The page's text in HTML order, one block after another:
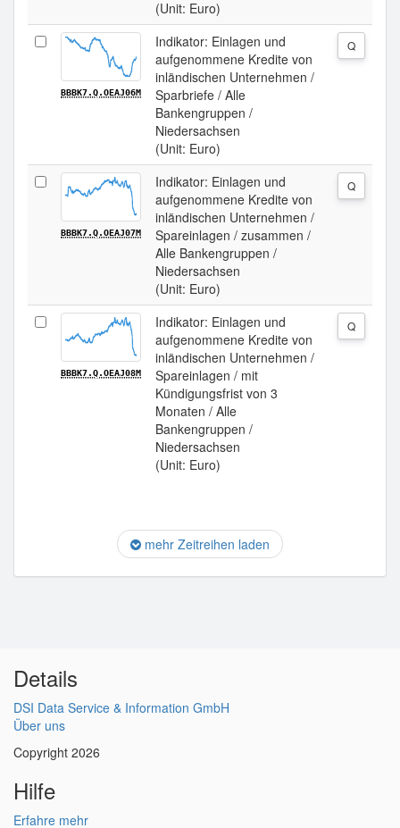
(Unit: Euro)
BBBK7.Q.OEAJ06M
Indikator: Einlagen und
aufgenommene Kredite von
inländischen Unternehmen /
Sparbriefe / Alle
Bankengruppen /
Niedersachsen
(Unit: Euro)
Q
BBBK7.Q.OEAJ07M
Indikator: Einlagen und
aufgenommene Kredite von
inländischen Unternehmen /
Spareinlagen / zusammen /
Alle Bankengruppen /
Niedersachsen
(Unit: Euro)
Q
BBBK7.Q.OEAJ08M
Indikator: Einlagen und
aufgenommene Kredite von
inländischen Unternehmen /
Spareinlagen / mit
Kündigungsfrist von 3
Monaten / Alle
Bankengruppen /
Niedersachsen
(Unit: Euro)
Q
mehr Zeitreihen laden
Details
DSI Data Service & Information GmbH
Über uns
Copyright 2026
Hilfe
Erfahre mehr